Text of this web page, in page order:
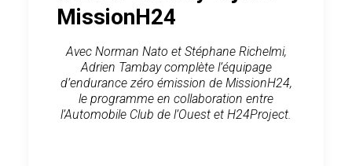
MissionH24
Avec Norman Nato et Stéphane Richelmi,
Adrien Tambay complète l’équipage
d’endurance zéro émission de MissionH24,
le programme en collaboration entre
l’Automobile Club de l’Ouest et H24Project.